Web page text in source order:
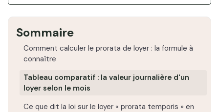
Sommaire
Comment calculer le prorata de loyer : la formule à
connaître
Tableau comparatif : la valeur journalière d'un
loyer selon le mois
Ce que dit la loi sur le loyer « prorata temporis » en